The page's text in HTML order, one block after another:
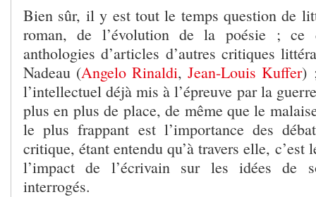
Bien sûr, il y est tout le temps question de
roman, de l’évolution de la poésie ;
anthologies d’articles d’autres critiques
Nadeau (Angelo Rinaldi,Jean-Louis Kuffer)
l’intellectuel déjà mis à l’épreuve par la
plus en plus de place, de même que le
le plus frappant est l’importance des
critique, étant entendu qu’à travers elle, c’est
l’impact de l’écrivain sur les idées de
interrogés.